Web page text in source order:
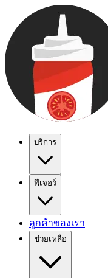
บริการ
ฟีเจอร์
ลูกค้าของเรา
ช่วยเหลือ